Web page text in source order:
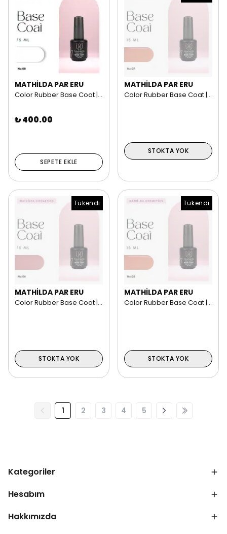
MATHİLDA PAR ERU
Color Rubber Base Coat | 15 ml NO: 08
₺ 400.00
SEPETE EKLE
MATHİLDA PAR ERU
Color Rubber Base Coat | 15 ml NO: 07
STOKTA YOK
Tükendi
MATHİLDA PAR ERU
Color Rubber Base Coat | 15 ml NO: 06
STOKTA YOK
Tükendi
MATHİLDA PAR ERU
Color Rubber Base Coat | 15 ml NO: 05
STOKTA YOK
1 2 3 4 5
Kategoriler
Hesabım
Hakkımızda